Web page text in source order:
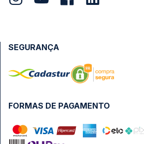
FORMAS DE PAGAMENTO
SEGURANÇA